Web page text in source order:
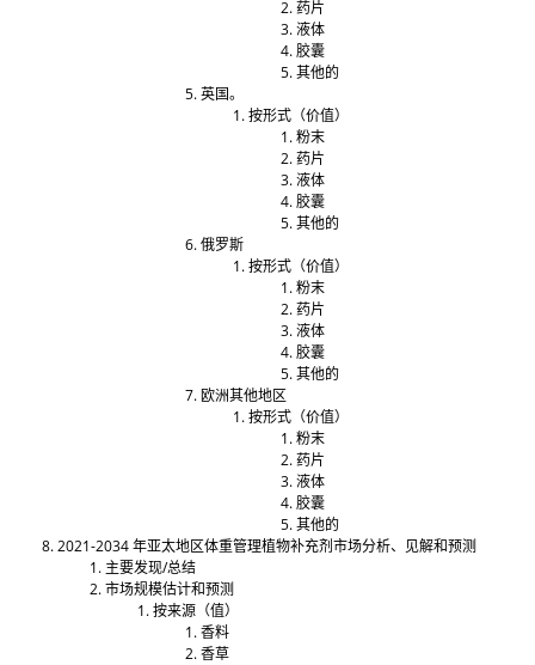
药片
液体
胶囊
其他的
英国。
按形式（价值）
粉末
药片
液体
胶囊
其他的
俄罗斯
按形式（价值）
粉末
药片
液体
胶囊
其他的
欧洲其他地区
按形式（价值）
粉末
药片
液体
胶囊
其他的
2021-2034 年亚太地区体重管理植物补充剂市场分析、见解和预测
主要发现/总结
市场规模估计和预测
按来源（值）
香料
香草